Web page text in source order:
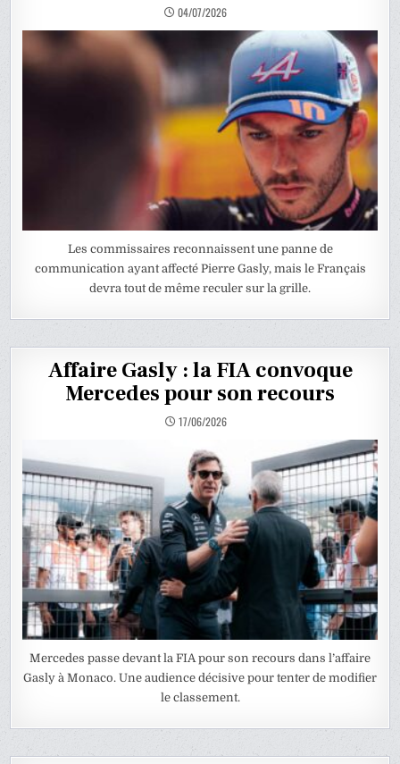
04/07/2026
Les commissaires reconnaissent une panne de
communication ayant affecté Pierre Gasly, mais le Français
devra tout de même reculer sur la grille.
Affaire Gasly : la FIA convoque
Mercedes pour son recours
17/06/2026
Mercedes passe devant la FIA pour son recours dans l’affaire
Gasly à Monaco. Une audience décisive pour tenter de modifier
le classement.